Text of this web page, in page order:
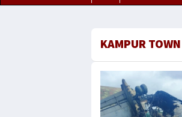
KAMPUR TOWN